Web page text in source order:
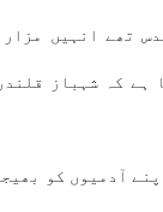
تھے انہیں
ہے کہ شہباز
آدمیوں کو